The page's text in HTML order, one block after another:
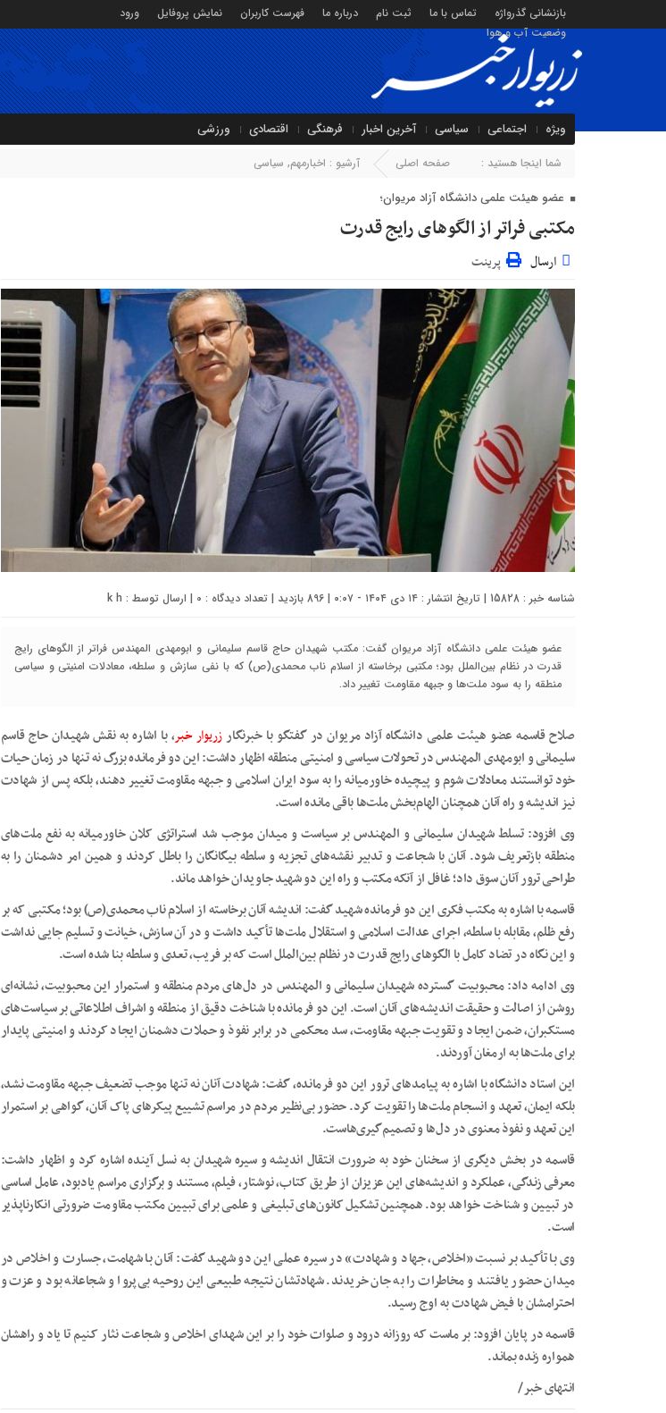
بازنشانی گذرواژه تماس با ما ثبت نام درباره ما فهرست کاربران نمایش پروفایل
ورود
وضعیت آب و هوا
ویژه اجتماعی سیاسی آخرین اخبار فرهنگی اقتصادی ورزشی
شما اینجا هستید : صفحه اصلی آرشیو : اخبارمهم, سیاسی
عضو هیئت علمی دانشگاه آزاد مریوان؛
مکتبی فراتر از الگوهای رایج قدرت
ارسال پرینت
شناسه خبر : 15828 | تاریخ انتشار : ۱۴ دی ۱۴۰۴ - ۰:۰۷ | 896 بازدید | تعداد دیدگاه : 0 | ارسال توسط : k h
عضو هیئت علمی دانشگاه آزاد مریوان گفت: مکتب شهیدان حاج قاسم سلیمانی و ابومهدی المهندس فراتر از الگوهای رایج
قدرت در نظام بین‌الملل بود؛ مکتبی برخاسته از اسلام ناب محمدی(ص) که با نفی سازش و سلطه، معادلات امنیتی و سیاسی
منطقه را به سود ملت‌ها و جبهه مقاومت تغییر داد.
صلاح قاسمه عضو هیئت علمی دانشگاه آزاد مریوان در گفتگو با خبرنگارزریوار خبر، با اشاره به نقش شهیدان حاج قاسم
سلیمانی و ابومهدی المهندس در تحولات سیاسی و امنیتی منطقه اظهار داشت: این دو فرمانده بزرگ نه تنها در زمان حیات
خود توانستند معادلات شوم و پیچیده خاورمیانه را به سود ایران اسلامی و جبهه مقاومت تغییر دهند، بلکه پس از شهادت
نیز اندیشه و راه آنان همچنان الهام‌بخش ملت‌ها باقی مانده است.
وی افزود: تسلط شهیدان سلیمانی و المهندس بر سیاست و میدان موجب شد استراتژی کلان خاورمیانه به نفع ملت‌های
منطقه بازتعریف شود. آنان با شجاعت و تدبیر نقشه‌های تجزیه و سلطه بیگانگان را باطل کردند و همین امر دشمنان را به
طراحی ترور آنان سوق داد؛ غافل از آنکه مکتب و راه این دو شهید جاویدان خواهد ماند.
قاسمه با اشاره به مکتب فکری این دو فرمانده شهید گفت: اندیشه آنان برخاسته از اسلام ناب محمدی(ص) بود؛ مکتبی که بر
رفع ظلم، مقابله با سلطه، اجرای عدالت اسلامی و استقلال ملت‌ها تأکید داشت و در آن سازش، خیانت و تسلیم جایی نداشت
و این نگاه در تضاد کامل با الگوهای رایج قدرت در نظام بین‌الملل است که بر فریب، تعدی و سلطه بنا شده است.
وی ادامه داد: محبوبیت گسترده شهیدان سلیمانی و المهندس در دل‌های مردم منطقه و استمرار این محبوبیت، نشانه‌ای
روشن از اصالت و حقیقت اندیشه‌های آنان است. این دو فرمانده با شناخت دقیق از منطقه و اشراف اطلاعاتی بر سیاست‌های
مستکبران، ضمن ایجاد و تقویت جبهه مقاومت، سد محکمی در برابر نفوذ و حملات دشمنان ایجاد کردند و امنیتی پایدار
برای ملت‌ها به ارمغان آوردند.
این استاد دانشگاه با اشاره به پیامدهای ترور این دو فرمانده، گفت: شهادت آنان نه تنها موجب تضعیف جبهه مقاومت نشد،
بلکه ایمان، تعهد و انسجام ملت‌ها را تقویت کرد. حضور بی‌نظیر مردم در مراسم تشییع پیکرهای پاک آنان، گواهی بر استمرار
این تعهد و نفوذ معنوی در دل‌ها و تصمیم‌گیری‌هاست.
قاسمه در بخش دیگری از سخنان خود به ضرورت انتقال اندیشه و سیره شهیدان به نسل آینده اشاره کرد و اظهار داشت:
معرفی زندگی، عملکرد و اندیشه‌های این عزیزان از طریق کتاب، نوشتار، فیلم، مستند و برگزاری مراسم یادبود، عامل اساسی
در تبیین و شناخت خواهد بود. همچنین تشکیل کانون‌های تبلیغی و علمی برای تبیین مکتب مقاومت ضرورتی انکارناپذیر
است.
وی با تأکید بر نسبت «اخلاص، جهاد و شهادت» در سیره عملی این دو شهید گفت: آنان با شهامت، جسارت و اخلاص در
میدان حضور یافتند و مخاطرات را به جان خریدند. شهادتشان نتیجه طبیعی این روحیه بی‌پروا و شجاعانه بود و عزت و
احترامشان با فیض شهادت به اوج رسید.
قاسمه در پایان افزود: بر ماست که روزانه درود و صلوات خود را بر این شهدای اخلاص و شجاعت نثار کنیم تا یاد و راهشان
همواره زنده بماند.
انتهای خبر/